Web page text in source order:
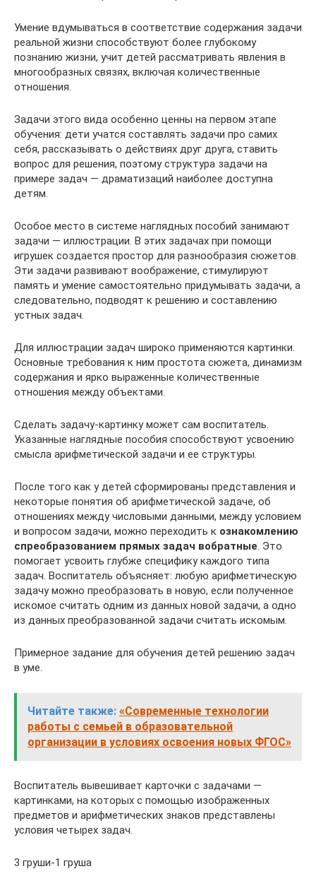
Умение вдумываться в соответствие содержания задачи
реальной жизни способствуют более глубокому
познанию жизни, учит детей рассматривать явления в
многообразных связях, включая количественные
отношения.
Задачи этого вида особенно ценны на первом этапе
обучения: дети учатся составлять задачи про самих
себя, рассказывать о действиях друг друга, ставить
вопрос для решения, поэтому структура задачи на
примере задач — драматизаций наиболее доступна
детям.
Особое место в системе наглядных пособий занимают
задачи — иллюстрации. В этих задачах при помощи
игрушек создается простор для разнообразия сюжетов.
Эти задачи развивают воображение, стимулируют
память и умение самостоятельно придумывать задачи, а
следовательно, подводят к решению и составлению
устных задач.
Для иллюстрации задач широко применяются картинки.
Основные требования к ним простота сюжета, динамизм
содержания и ярко выраженные количественные
отношения между объектами.
Сделать задачу-картинку может сам воспитатель.
Указанные наглядные пособия способствуют усвоению
смысла арифметической задачи и ее структуры.
После того как у детей сформированы представления и
некоторые понятия об арифметической задаче, об
отношениях между числовыми данными, между условием
и вопросом задачи, можно переходить к ознакомлению
спреобразованием прямых задач вобратные. Это
помогает усвоить глубже специфику каждого типа
задач. Воспитатель объясняет: любую арифметическую
задачу можно преобразовать в новую, если полученное
искомое считать одним из данных новой задачи, а одно
из данных преобразованной задачи считать искомым.
Примерное задание для обучения детей решению задач
в уме.
Читайте также: «Современные технологии
работы с семьей в образовательной
организации в условиях освоения новых ФГОС»
Воспитатель вывешивает карточки с задачами —
картинками, на которых с помощью изображенных
предметов и арифметических знаков представлены
условия четырех задач.
3 груши-1 груша